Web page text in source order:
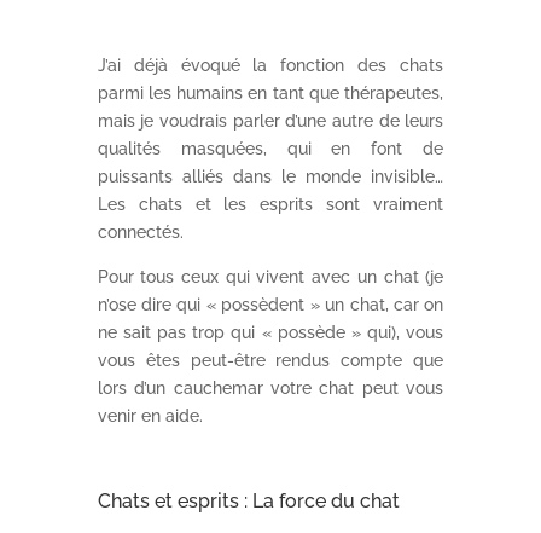
J’ai déjà évoqué la fonction des chats
parmi les humains en tant que thérapeutes,
mais je voudrais parler d’une autre de leurs
qualités masquées, qui en font de
puissants alliés dans le monde invisible…
Les chats et les esprits sont vraiment
connectés.
Pour tous ceux qui vivent avec un chat (je
n’ose dire qui « possèdent » un chat, car on
ne sait pas trop qui « possède » qui), vous
vous êtes peut-être rendus compte que
lors d’un cauchemar votre chat peut vous
venir en aide.
Chats et esprits : La force du chat